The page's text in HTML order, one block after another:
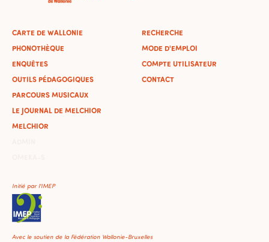
CARTE DE WALLONIE
PHONOTHÈQUE
ENQUÊTES
OUTILS PÉDAGOGIQUES
PARCOURS MUSICAUX
LE JOURNAL DE MELCHIOR
MELCHIOR
RECHERCHE
MODE D'EMPLOI
COMPTE UTILISATEUR
CONTACT
Initié par l'IMEP
Avec le soutien de la Fédération Wallonie-Bruxelles